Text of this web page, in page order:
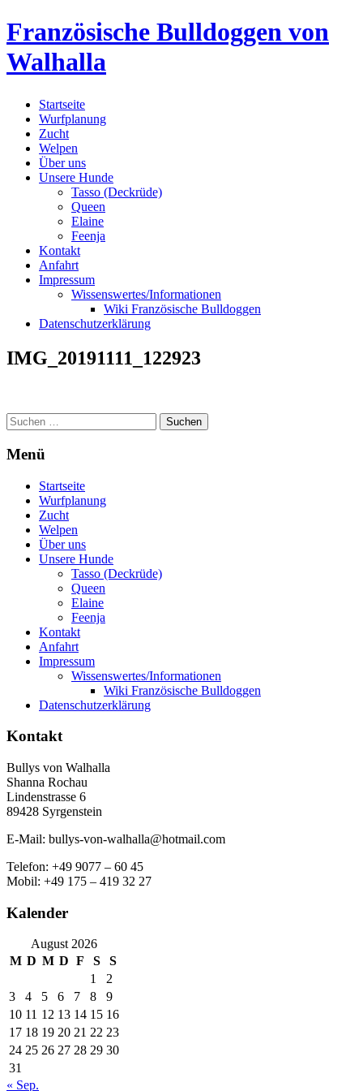
Skip
to
content
Französische Bulldoggen von
Walhalla
Startseite
Wurfplanung
Zucht
Welpen
Über uns
Unsere Hunde
Tasso (Deckrüde)
Queen
Elaine
Feenja
Kontakt
Anfahrt
Impressum
Wissenswertes/Informationen
Wiki Französische Bulldoggen
Datenschutzerklärung
IMG_20191111_122923
Suchen
nach:
Menü
Startseite
Wurfplanung
Zucht
Welpen
Über uns
Unsere Hunde
Tasso (Deckrüde)
Queen
Elaine
Feenja
Kontakt
Anfahrt
Impressum
Wissenswertes/Informationen
Wiki Französische Bulldoggen
Datenschutzerklärung
Kontakt
Bullys von Walhalla
Shanna Rochau
Lindenstrasse 6
89428 Syrgenstein
E-Mail: bullys-von-walhalla@hotmail.com
Telefon: +49 9077 – 60 45
Mobil: +49 175 – 419 32 27
Kalender
August 2026
M D M D F S
S
1
2
3
4 5 6 7 8
9
10 11 12 13 14 15 16
17 18 19 20 21 22 23
24 25 26 27 28 29 30
31
« Sep.